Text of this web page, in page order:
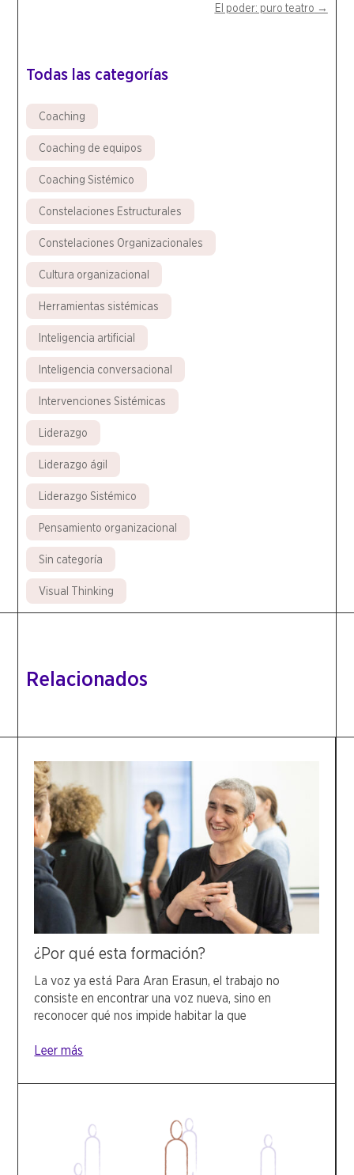
El poder: puro teatro →
Todas las categorías
Coaching
Coaching de equipos
Coaching Sistémico
Constelaciones Estructurales
Constelaciones Organizacionales
Cultura organizacional
Herramientas sistémicas
Inteligencia artificial
Inteligencia conversacional
Intervenciones Sistémicas
Liderazgo
Liderazgo ágil
Liderazgo Sistémico
Pensamiento organizacional
Sin categoría
Visual Thinking
Relacionados
¿Por qué esta formación?
La voz ya está Para Aran Erasun, el trabajo no
consiste en encontrar una voz nueva, sino en
reconocer qué nos impide habitar la que
Leer más